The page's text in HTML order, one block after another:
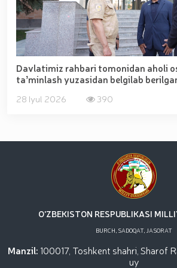
Davlatimiz rahbari tomonidan aholi
taʼminlash yuzasidan belgilab
28 Iyul 2026 390
O'ZBEKISTON RESPUBLIKASI
BURCH, SADOQAT, JASORAT
Manzil: 100017, Toshkent shahri, Sharof
uy